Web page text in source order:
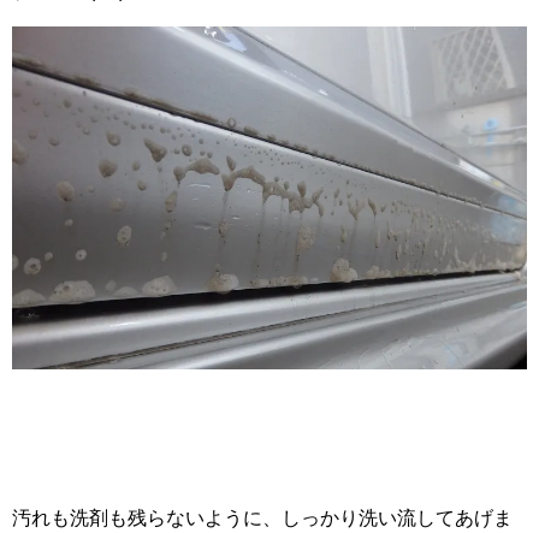
汚れも洗剤も残らないように、しっかり洗い流してあげま